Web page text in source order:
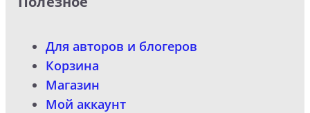
Для авторов и блогеров
Корзина
Магазин
Мой аккаунт